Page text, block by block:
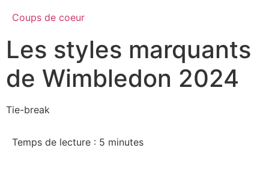
Coups de coeur
Les styles marquants
de Wimbledon 2024
Tie-break
Temps de lecture : 5 minutes